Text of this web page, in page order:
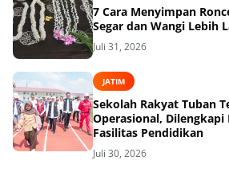
7 Cara Menyimpan
Segar dan Wangi Lebih
Juli 31, 2026
JATIM
Sekolah Rakyat Tuban
Operasional, Dilengkapi
Fasilitas Pendidikan
Juli 30, 2026